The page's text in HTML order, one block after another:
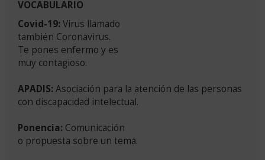
VOCABULARIO
Covid-19: Virus llamado
también Coronavirus.
Te pones enfermo y es
muy contagioso.
APADIS: Asociación para la atención de las personas
con discapacidad intelectual.
Ponencia: Comunicación
o propuesta sobre un tema.